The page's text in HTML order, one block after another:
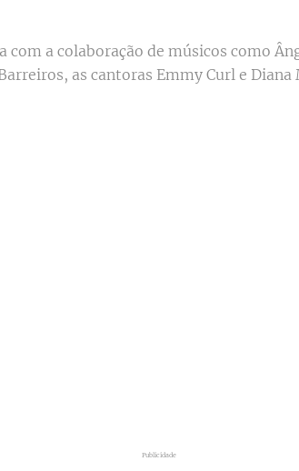
com a colaboração de músicos como
as cantoras Emmy Curl e Diana
Publicidade